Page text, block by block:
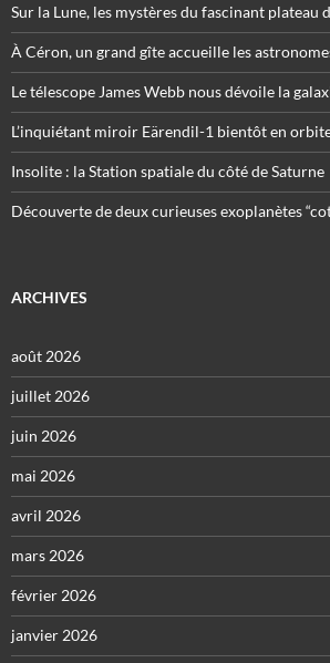
Sur la Lune, les mystères du fascinant plateau
À Céron, un grand gîte accueille les
Le télescope James Webb nous dévoile la
L’inquiétant miroir Eärendil-1 bientôt en
Insolite : la Station spatiale du côté de Saturne
Découverte de deux curieuses exoplanètes
ARCHIVES
août 2026
juillet 2026
juin 2026
mai 2026
avril 2026
mars 2026
février 2026
janvier 2026